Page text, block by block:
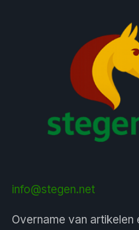
info@stegen.net
Overname van artikelen